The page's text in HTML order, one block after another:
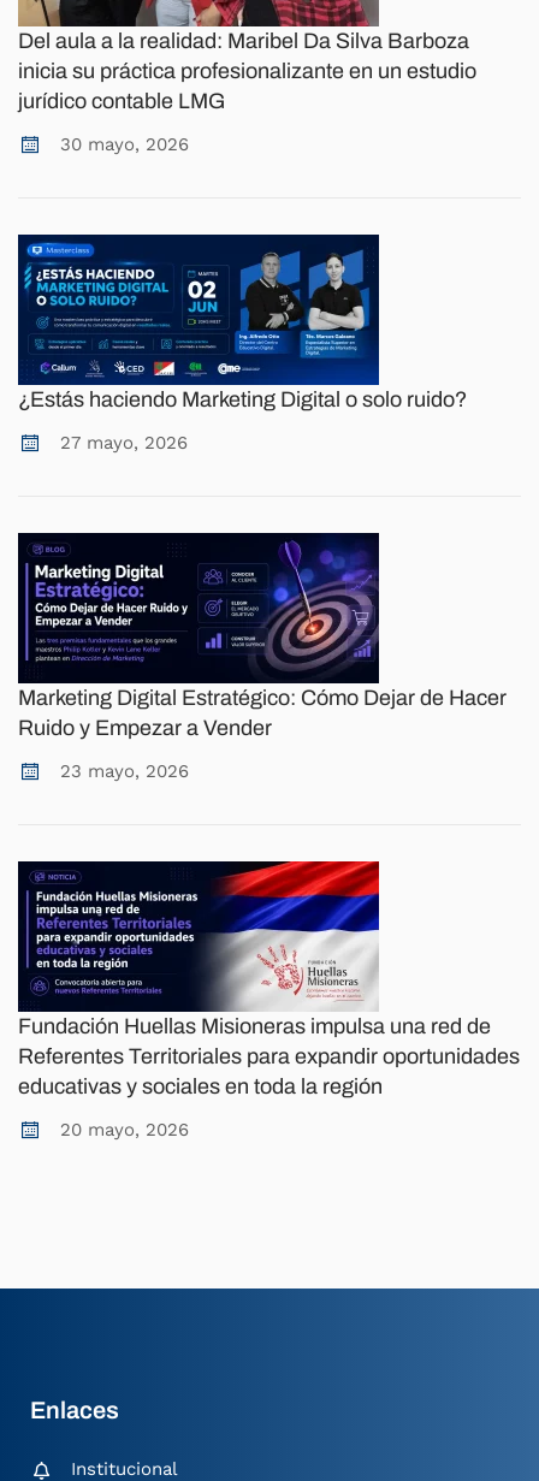
Del aula a la realidad: Maribel Da Silva Barboza
inicia su práctica profesionalizante en un estudio
jurídico contable LMG
30 mayo, 2026
¿Estás haciendo Marketing Digital o solo ruido?
27 mayo, 2026
Marketing Digital Estratégico: Cómo Dejar de Hacer
Ruido y Empezar a Vender
23 mayo, 2026
Fundación Huellas Misioneras impulsa una red de
Referentes Territoriales para expandir oportunidades
educativas y sociales en toda la región
20 mayo, 2026
Enlaces
Institucional